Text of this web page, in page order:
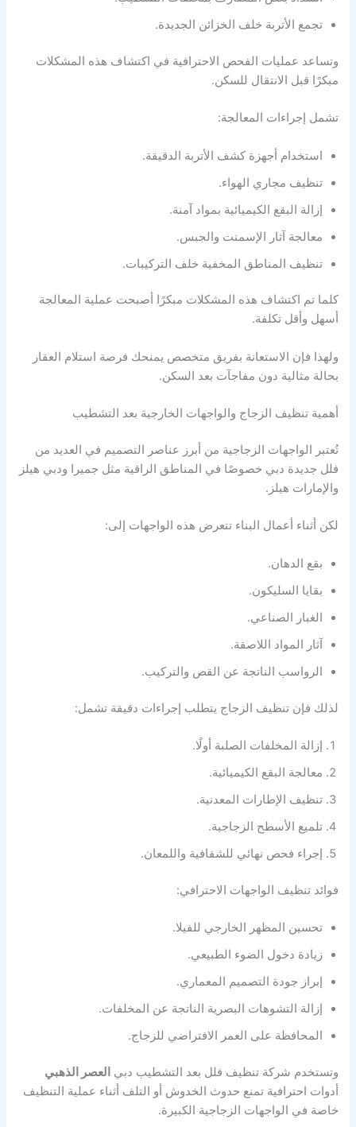
تجمع الأتربة خلف الخزائن الجديدة.
وتساعد عمليات الفحص الاحترافية في اكتشاف هذه المشكلات
مبكرًا قبل الانتقال للسكن.
تشمل إجراءات المعالجة:
استخدام أجهزة كشف الأتربة الدقيقة.
تنظيف مجاري الهواء.
إزالة البقع الكيميائية بمواد آمنة.
معالجة آثار الإسمنت والجبس.
تنظيف المناطق المخفية خلف التركيبات.
كلما تم اكتشاف هذه المشكلات مبكرًا أصبحت عملية المعالجة
أسهل وأقل تكلفة.
ولهذا فإن الاستعانة بفريق متخصص يمنحك فرصة استلام العقار
بحالة مثالية دون مفاجآت بعد السكن.
أهمية تنظيف الزجاج والواجهات الخارجية بعد التشطيب
تُعتبر الواجهات الزجاجية من أبرز عناصر التصميم في العديد من
فلل جديدة دبي خصوصًا في المناطق الراقية مثل جميرا ودبي هيلز
والإمارات هيلز.
لكن أثناء أعمال البناء تتعرض هذه الواجهات إلى:
بقع الدهان.
بقايا السليكون.
الغبار الصناعي.
آثار المواد اللاصقة.
الرواسب الناتجة عن القص والتركيب.
لذلك فإن تنظيف الزجاج يتطلب إجراءات دقيقة تشمل:
إزالة المخلفات الصلبة أولًا.
معالجة البقع الكيميائية.
تنظيف الإطارات المعدنية.
تلميع الأسطح الزجاجية.
إجراء فحص نهائي للشفافية واللمعان.
فوائد تنظيف الواجهات الاحترافي:
تحسين المظهر الخارجي للفيلا.
زيادة دخول الضوء الطبيعي.
إبراز جودة التصميم المعماري.
إزالة التشوهات البصرية الناتجة عن المخلفات.
المحافظة على العمر الافتراضي للزجاج.
وتستخدم شركة تنظيف فلل بعد التشطيب دبي العصر الذهبي
أدوات احترافية تمنع حدوث الخدوش أو التلف أثناء عملية التنظيف
خاصة في الواجهات الزجاجية الكبيرة.